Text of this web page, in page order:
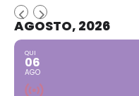
AGOSTO, 2026
QUI
06
AGO